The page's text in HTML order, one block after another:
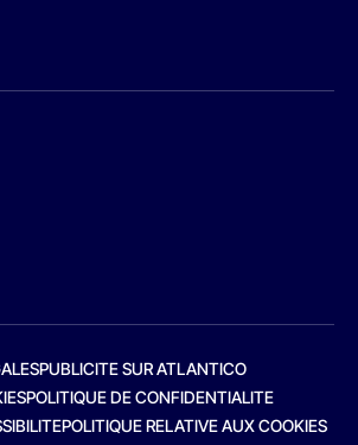
PUBLICITE SUR ATLANTICO
POLITIQUE DE CONFIDENTIALITE
POLITIQUE RELATIVE AUX COOKIES